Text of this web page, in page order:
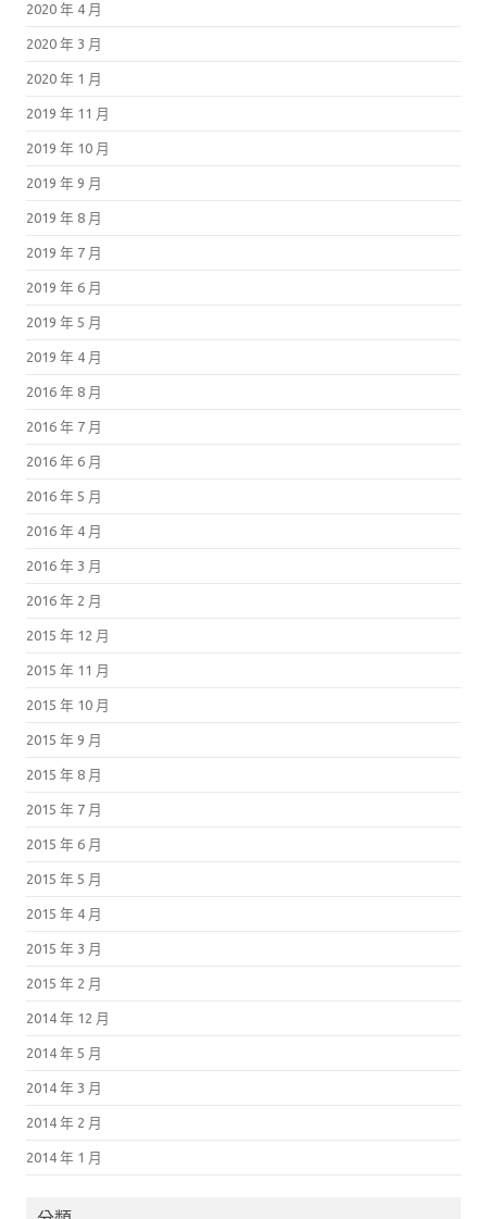
2020 年 4 月
2020 年 3 月
2020 年 1 月
2019 年 11 月
2019 年 10 月
2019 年 9 月
2019 年 8 月
2019 年 7 月
2019 年 6 月
2019 年 5 月
2019 年 4 月
2016 年 8 月
2016 年 7 月
2016 年 6 月
2016 年 5 月
2016 年 4 月
2016 年 3 月
2016 年 2 月
2015 年 12 月
2015 年 11 月
2015 年 10 月
2015 年 9 月
2015 年 8 月
2015 年 7 月
2015 年 6 月
2015 年 5 月
2015 年 4 月
2015 年 3 月
2015 年 2 月
2014 年 12 月
2014 年 5 月
2014 年 3 月
2014 年 2 月
2014 年 1 月